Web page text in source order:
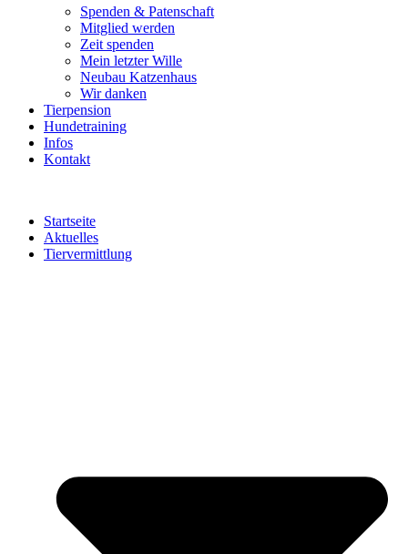
Spenden & Patenschaft
Mitglied werden
Zeit spenden
Mein letzter Wille
Neubau Katzenhaus
Wir danken
Tierpension
Hundetraining
Infos
Kontakt
Startseite
Aktuelles
Tiervermittlung